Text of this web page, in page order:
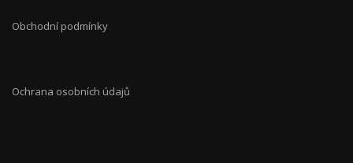
Obchodní podmínky
Ochrana osobních údajů